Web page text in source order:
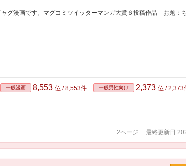
ャグ漫画です。マグコミツイッターマンガ大賞６投稿作品 お題：
一般漫画 8,553 位 / 8,553件 一般男性向け 2,373 位 / 2,373
2ページ 最終更新日